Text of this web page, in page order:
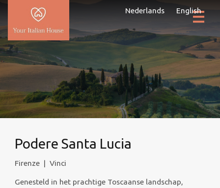
Nederlands English
Podere Santa Lucia
Firenze | Vinci
Genesteld in het prachtige Toscaanse landschap,